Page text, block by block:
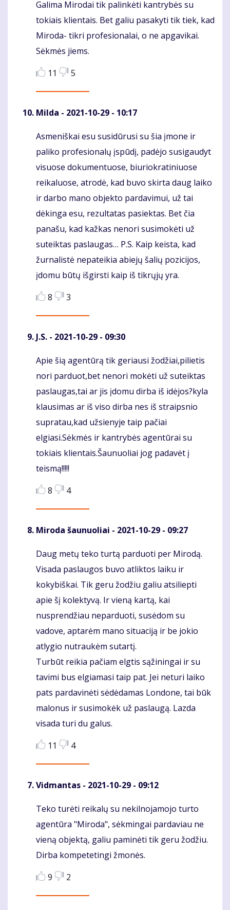
Galima Mirodai tik palinkėti kantrybės su
tokiais klientais. Bet galiu pasakyti tik tiek, kad
Miroda- tikri profesionalai, o ne apgavikai.
Sėkmės jiems.
11
5
Milda - 2021-10-29 - 10:17
Komentaras
Asmeniškai esu susidūrusi su šia įmone ir
paliko profesionalų įspūdį, padėjo susigaudyt
visuose dokumentuose, biuriokratiniuose
reikaluose, atrodė, kad buvo skirta daug laiko
ir darbo mano objekto pardavimui, už tai
dėkinga esu, rezultatas pasiektas. Bet čia
panašu, kad kažkas nenori susimokėti už
suteiktas paslaugas… P.S. Kaip keista, kad
žurnalistė nepateikia abiejų šalių pozicijos,
įdomu būtų išgirsti kaip iš tikrųjų yra.
8
3
J.S. - 2021-10-29 - 09:30
Komentaras
Apie šią agentūrą tik geriausi žodžiai,pilietis
nori parduot,bet nenori mokėti už suteiktas
paslaugas,tai ar jis įdomu dirba iš idėjos?kyla
klausimas ar iš viso dirba nes iš straipsnio
supratau,kad užsienyje taip pačiai
elgiasi.Sėkmės ir kantrybės agentūrai su
tokiais klientais.Šaunuoliai jog padavėt į
teismą!!!!!
8
4
Miroda šaunuoliai - 2021-10-29 - 09:27
Komentaras
Daug metų teko turtą parduoti per Mirodą.
Visada paslaugos buvo atliktos laiku ir
kokybiškai. Tik geru žodžiu galiu atsiliepti
apie šį kolektyvą. Ir vieną kartą, kai
nusprendžiau neparduoti, susėdom su
vadove, aptarėm mano situaciją ir be jokio
atlygio nutraukėm sutartį.
Turbūt reikia pačiam elgtis sąžiningai ir su
tavimi bus elgiamasi taip pat. Jei neturi laiko
pats pardavinėti sėdėdamas Londone, tai būk
malonus ir susimokėk už paslaugą. Lazda
visada turi du galus.
11
4
Vidmantas - 2021-10-29 - 09:12
Komentaras
Teko turėti reikalų su nekilnojamojo turto
agentūra "Miroda", sėkmingai pardaviau ne
vieną objektą, galiu paminėti tik geru žodžiu.
Dirba kompetetingi žmonės.
9
2